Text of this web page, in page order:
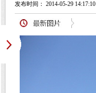
发布时间： 2014-05-29 14:17:10